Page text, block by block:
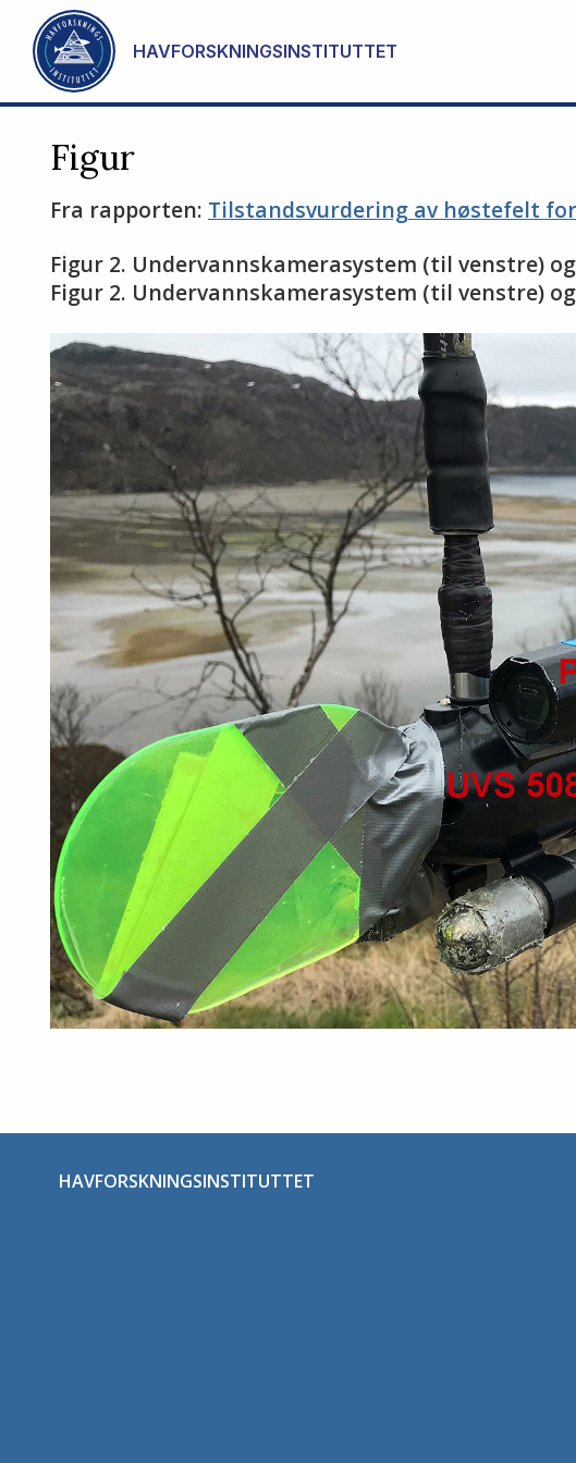
Gå til hovedinnhold
HAVFORSKNINGSINSTITUTTET
Figur
Fra rapporten: Tilstandsvurdering av høstefelt
Figur 2. Undervannskamerasystem (til venstre)
Figur 2. Undervannskamerasystem (til venstre)
HAVFORSKNINGSINSTITUTTET